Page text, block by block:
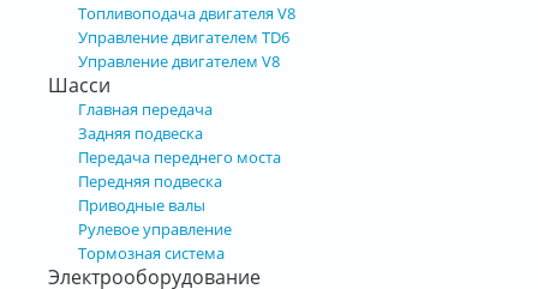
Топливоподача двигателя V8
Управление двигателем TD6
Управление двигателем V8
Шасси
Главная передача
Задняя подвеска
Передача переднего моста
Передняя подвеска
Приводные валы
Рулевое управление
Тормозная система
Электрооборудование